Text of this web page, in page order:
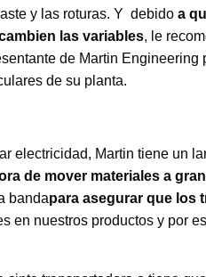
y las roturas. Y debido a
las variables, le
de Martin
de su planta.
electricidad, Martin tiene un
de mover materiales a
bandapara asegurar que los
en nuestros productos y por